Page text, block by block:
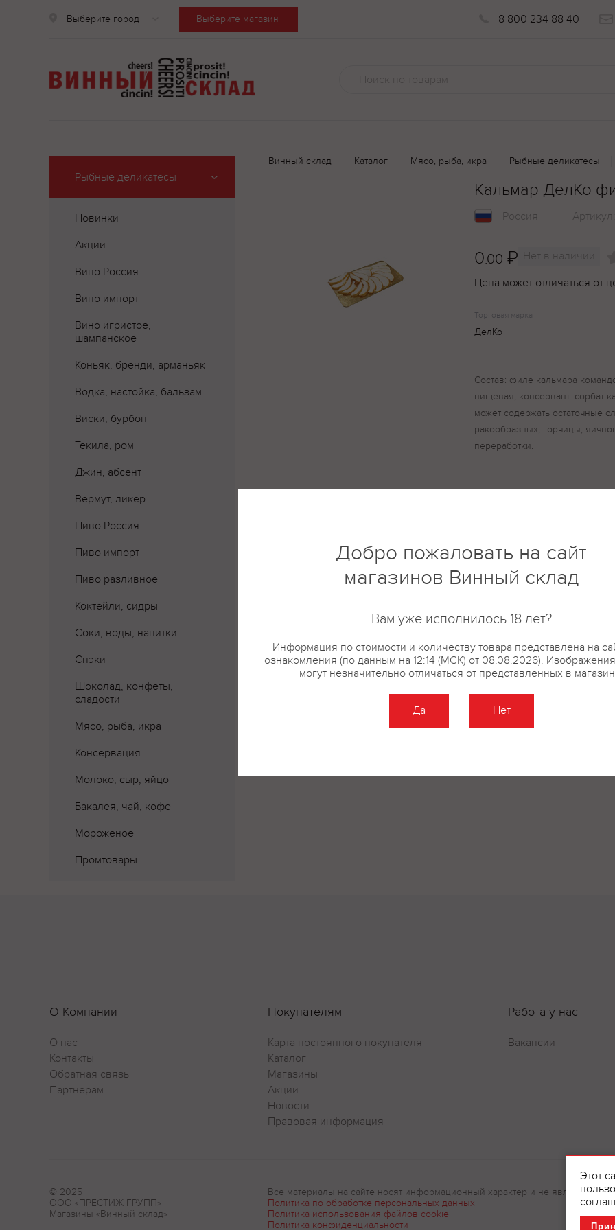
Выберите город Выберите магазин 8 800 234 88 40
Рыбные деликатесы
Новинки
Акции
Вино Россия
Вино импорт
Вино игристое,
шампанское
Коньяк, бренди, арманьяк
Водка, настойка, бальзам
Виски, бурбон
Текила, ром
Джин, абсент
Вермут, ликер
Пиво Россия
Пиво импорт
Пиво разливное
Коктейли, сидры
Соки, воды, напитки
Снэки
Шоколад, конфеты,
сладости
Мясо, рыба, икра
Консервация
Молоко, сыр, яйцо
Бакалея, чай, кофе
Мороженое
Промтовары
Винный склад Каталог Мясо, рыба, икра Рыбные деликатесы
Кальмар ДелКо
Россия Артикул:
0.00 ₽ Нет в наличии
Цена может отличаться от
Торговая марка
ДелКо
Состав: филе кальмара
пищевая, консервант: сорбат
может содержать остаточные
ракообразных, горчицы,
переработки.
О Компании
О нас
Контакты
Обратная связь
Партнерам
Покупателям
Карта постоянного покупателя
Каталог
Магазины
Акции
Новости
Правовая информация
Работа у нас
Вакансии
© 2025
ООО «ПРЕСТИЖ ГРУПП»
Магазины «Винный склад»
Все материалы на сайте носят информационный характер и не являются
Политика по обработке персональных данных
Политика использования файлов cookie
Политика конфиденциальности
Этот
Добро пожаловать на сайт
магазинов Винный склад
Вам уже исполнилось 18 лет?
Информация по стоимости и количеству товара представлена на
ознакомления (по данным на 12:14 (МСК) от 08.08.2026).
могут незначительно отличаться от представленных в
Да Нет